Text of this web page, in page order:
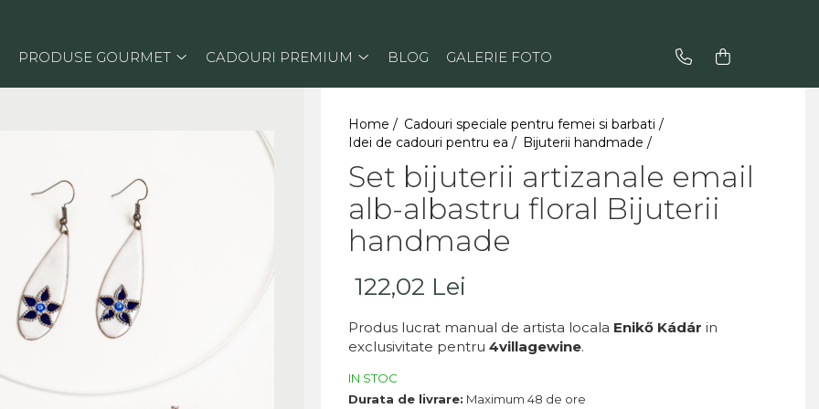
PRODUSE GOURMET CADOURI PREMIUM BLOG GALERIE FOTO
Home / Cadouri speciale pentru femei si barbati /
Idei de cadouri pentru ea / Bijuterii handmade /
Set bijuterii artizanale email
alb-albastru floral Bijuterii
handmade
122,02 Lei
Produs lucrat manual de artista locala Enikő Kádár in
exclusivitate pentru 4villagewine.
IN STOC
Durata de livrare: Maximum 48 de ore